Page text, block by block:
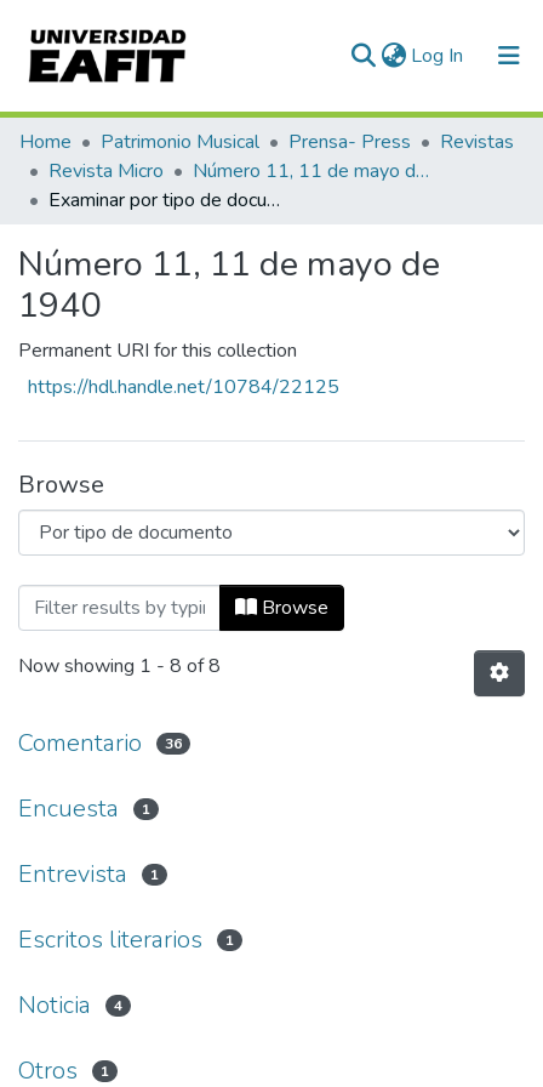
Log In (current)
Communities & Collections
All of DSpace
Home Patrimonio Musical Prensa- Press
Revistas
Revista Micro
Número 11, 11 de mayo de 1940
Examinar por tipo de documento
Número 11, 11 de mayo de
1940
Permanent URI for this collection
https://hdl.handle.net/10784/22125
Browse
Browsing Número 11, 11 de mayo de
Browse
Now showing 1 - 8 of 8
Comentario 36
Encuesta 1
Entrevista 1
Escritos literarios 1
Noticia 4
Otros 1